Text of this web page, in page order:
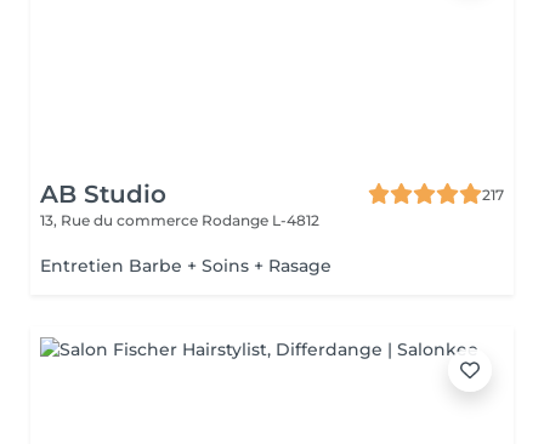
AB Studio
217
13, Rue du commerce Rodange L-4812
Entretien Barbe + Soins + Rasage